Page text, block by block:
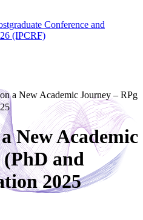
Conference and
(IPCRF)
a New Academic Journey – RPg
New Academic
and
2025